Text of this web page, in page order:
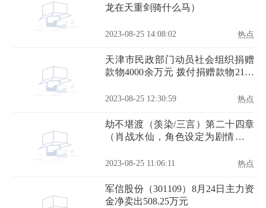
龙在天重剑骑什么马）
2023-08-25 14:08:02 热点
天津市民政部门动员社会组织捐赠
款物4000余万元 拨付捐赠款物2100
2023-08-25 12:30:59 热点
劫不堪渡（羡染/三言）第二十四章
（肖战水仙，角色设定为剧情，勿
2023-08-25 11:06:11 热点
军信股份（301109）8月24日主力资
金净卖出508.25万元